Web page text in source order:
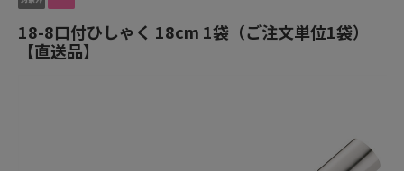
18-8口付ひしゃく 18cm 1袋（ご注文単位1袋）
【直送品】